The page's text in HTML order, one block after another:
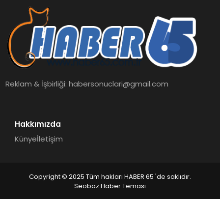
Reklam & İşbirliği:habersonuclari@gmail.com
Hakkımızda
Künyeİletişim
Copyright © 2025 Tüm hakları HABER 65 'de saklıdır.
Seobaz Haber Teması